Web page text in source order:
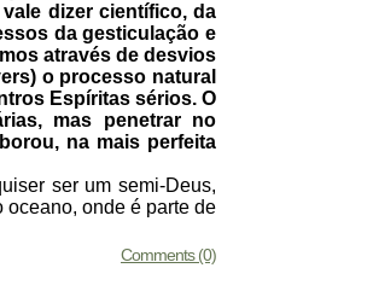
dizer científico, da
da gesticulação e
através de desvios
o processo natural
Espíritas sérios. O
mas penetrar no
na mais perfeita
ser um semi-Deus,
oceano, onde é parte de
Comments (0)